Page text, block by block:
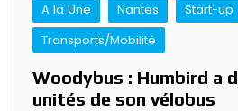
A la Une Nantes
Start-up
Transports/Mobilité
Woodybus : Humbird a
unités de son vélobus